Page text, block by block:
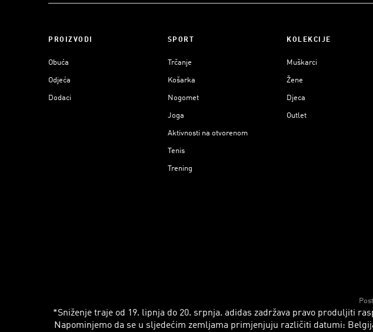
PROIZVODI
Obuća
Odjeća
Dodaci
SPORT
Trčanje
Košarka
Nogomet
Joga
Aktivnosti na otvorenom
Tenis
Trening
KOLEKCIJE
Muškarci
Žene
Djeca
Outlet
*Sniženje traje od 19. lipnja do 20. srpnja. adidas zadržava pravo produljiti
Napominjemo da se u sljedećim zemljama primjenjuju različiti datumi: